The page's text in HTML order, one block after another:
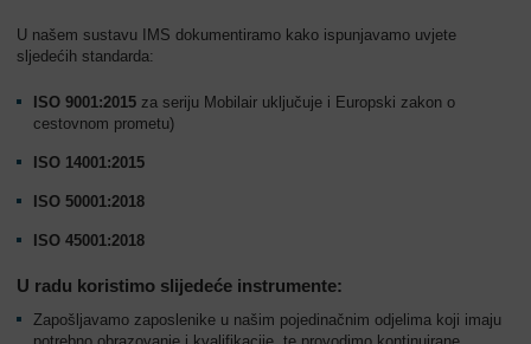
U našem sustavu IMS dokumentiramo kako ispunjavamo uvjete
sljedećih standarda:
ISO 9001:2015 za seriju Mobilair uključuje i Europski zakon o
cestovnom prometu)
ISO 14001:2015
ISO 50001:2018
ISO 45001:2018
U radu koristimo slijedeće instrumente:
Zapošljavamo zaposlenike u našim pojedinačnim odjelima koji imaju